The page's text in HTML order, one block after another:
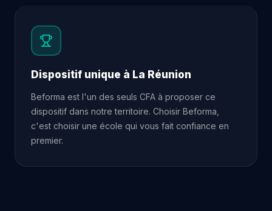
Dispositif unique à La Réunion
Beforma est l'un des seuls CFA à proposer ce
dispositif dans notre territoire. Choisir Beforma,
c'est choisir une école qui vous fait confiance en
premier.